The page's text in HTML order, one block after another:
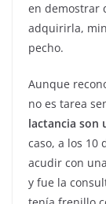
en demostrar
adquirirla,
pecho.
Aunque
no es tarea
lactancia son
caso, a los 10
acudir con
y fue la